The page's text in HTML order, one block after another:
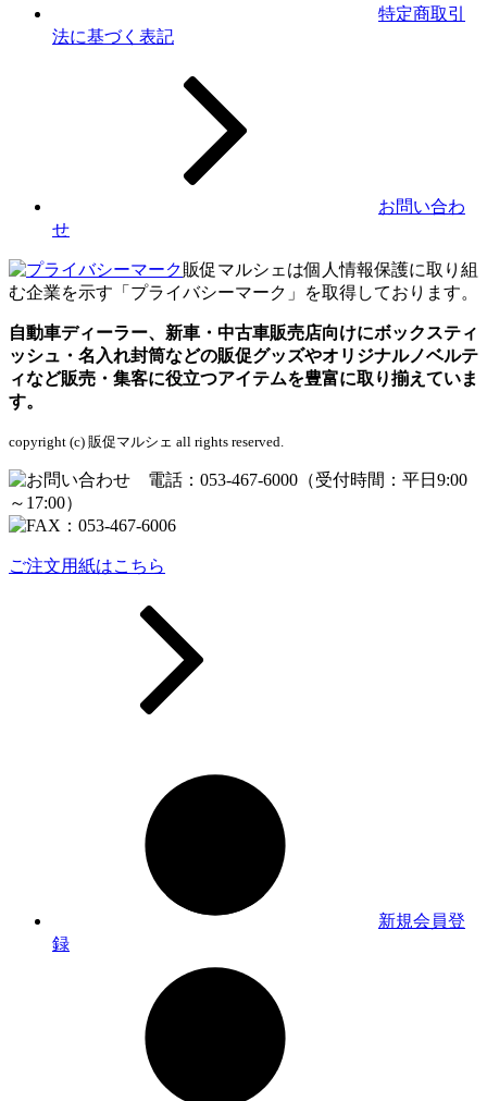
特定商取引
法に基づく表記
お問い合わ
せ
販促マルシェは個人情報保護に取り組
む企業を示す「プライバシーマーク」を取得しております。
自動車ディーラー、新車・中古車販売店向けにボックスティ
ッシュ・名入れ封筒などの販促グッズやオリジナルノベルテ
ィなど販売・集客に役立つアイテムを豊富に取り揃えていま
す。
copyright (c) 販促マルシェ all rights reserved.
ご注文用紙はこちら
新規会員登
録